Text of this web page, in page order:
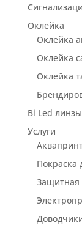
Оклейка
Оклейка
Оклейка
Оклейка
Bi Led линзы
Услуги
Покраска
Защитная